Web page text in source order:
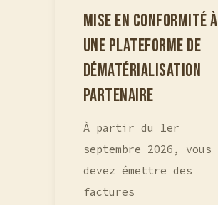
MISE EN CONFORMITÉ À
UNE PLATEFORME DE
DÉMATÉRIALISATION
PARTENAIRE
À partir du 1er
septembre 2026, vous
devez émettre des
factures